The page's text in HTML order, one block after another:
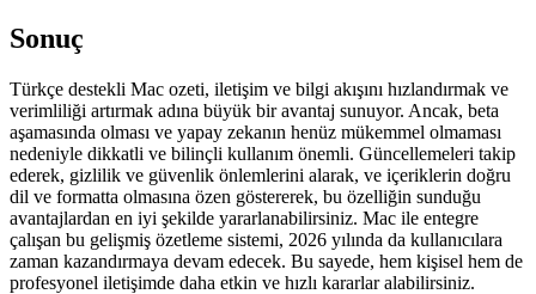
Sonuç
Türkçe destekli Mac ozeti, iletişim ve bilgi akışını hızlandırmak ve
verimliliği artırmak adına büyük bir avantaj sunuyor. Ancak, beta
aşamasında olması ve yapay zekanın henüz mükemmel olmaması
nedeniyle dikkatli ve bilinçli kullanım önemli. Güncellemeleri takip
ederek, gizlilik ve güvenlik önlemlerini alarak, ve içeriklerin doğru
dil ve formatta olmasına özen göstererek, bu özelliğin sunduğu
avantajlardan en iyi şekilde yararlanabilirsiniz. Mac ile entegre
çalışan bu gelişmiş özetleme sistemi, 2026 yılında da kullanıcılara
zaman kazandırmaya devam edecek. Bu sayede, hem kişisel hem de
profesyonel iletişimde daha etkin ve hızlı kararlar alabilirsiniz.